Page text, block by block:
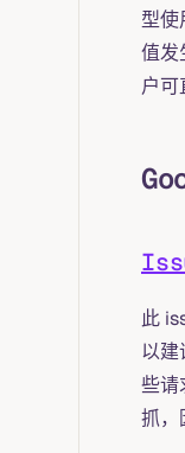
型使
值发
户可
此
以
些请
抓，